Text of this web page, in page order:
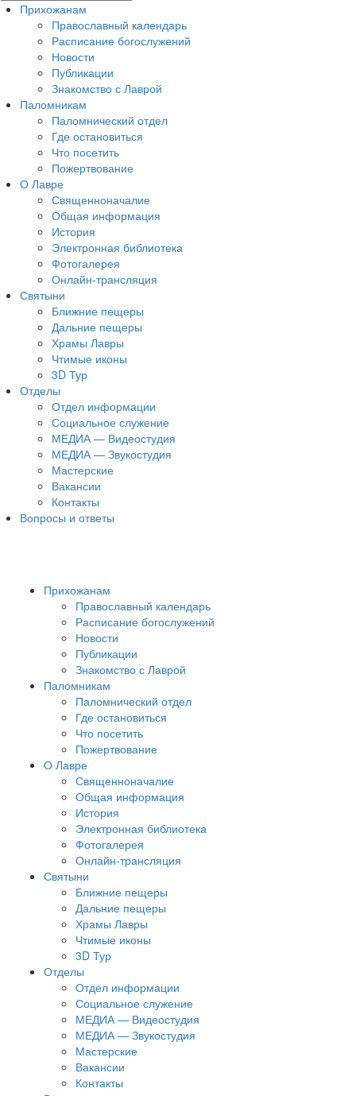
Прихожанам
Православный календарь
Расписание богослужений
Новости
Публикации
Знакомство с Лаврой
Паломникам
Паломнический отдел
Где остановиться
Что посетить
Пожертвование
О Лавре
Священноначалие
Общая информация
История
Электронная библиотека
Фотогалерея
Онлайн-трансляция
Святыни
Ближние пещеры
Дальние пещеры
Храмы Лавры
Чтимые иконы
3D Тур
Отделы
Отдел информации
Социальное служение
МЕДИА — Видеостудия
МЕДИА — Звукостудия
Мастерские
Вакансии
Контакты
Вопросы и ответы
Прихожанам
Православный календарь
Расписание богослужений
Новости
Публикации
Знакомство с Лаврой
Паломникам
Паломнический отдел
Где остановиться
Что посетить
Пожертвование
О Лавре
Священноначалие
Общая информация
История
Электронная библиотека
Фотогалерея
Онлайн-трансляция
Святыни
Ближние пещеры
Дальние пещеры
Храмы Лавры
Чтимые иконы
3D Тур
Отделы
Отдел информации
Социальное служение
МЕДИА — Видеостудия
МЕДИА — Звукостудия
Мастерские
Вакансии
Контакты